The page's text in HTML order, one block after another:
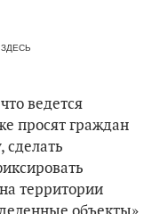
ведется
просят граждан
сделать
территории